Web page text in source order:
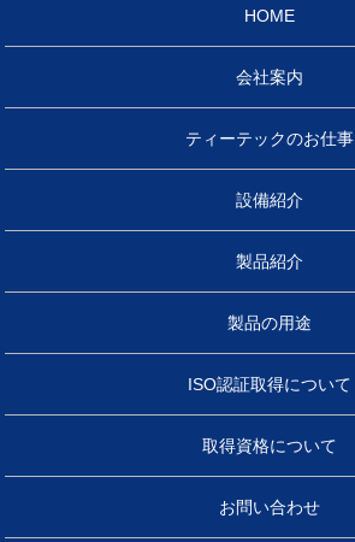
HOME
会社案内
ティーテックのお仕事
設備紹介
製品紹介
製品の用途
ISO認証取得について
取得資格について
お問い合わせ